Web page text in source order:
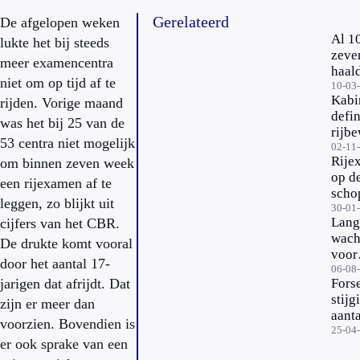
De afgelopen weken
lukte het bij steeds
meer examencentra
niet om op tijd af te
rijden. Vorige maand
was het bij 25 van de
53 centra niet mogelijk
om binnen zeven week
een rijexamen af te
leggen, zo blijkt uit
cijfers van het CBR.
De drukte komt vooral
door het aantal 17-
jarigen dat afrijdt. Dat
zijn er meer dan
voorzien. Bovendien is
er ook sprake van een
Gerelateerd
Al
10-
jaar
02-
op
30-
voor
06-
25-